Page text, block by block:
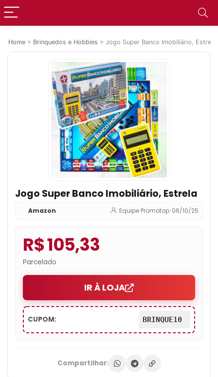
Home > Brinquedos e Hobbies > Jogo Super Banco Imobiliário, Estrela
Jogo Super Banco Imobiliário, Estrela
Amazon Equipe Promotop•06/10/25
R$ 105,33
Parcelado
IR À LOJA
CUPOM: BRINQUE10
Compartilhar: